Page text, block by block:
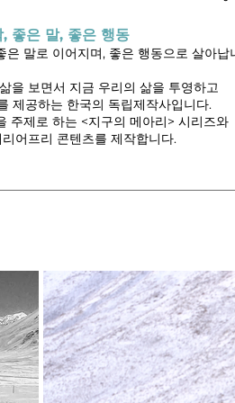
, 좋은 말, 좋은 행동
말로 이어지며, 좋은 행동으로 살아납
을 보면서 지금 우리의 삶을 투영하고
제공하는 한국의 독립제작사입니다.
주제로 하는 <지구의 메아리> 시리즈와
어프리 콘텐츠를 제작합니다.